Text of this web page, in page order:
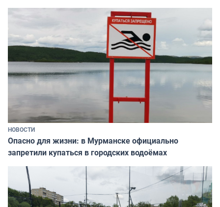
НОВОСТИ
Опасно для жизни: в Мурманске официально
запретили купаться в городских водоёмах